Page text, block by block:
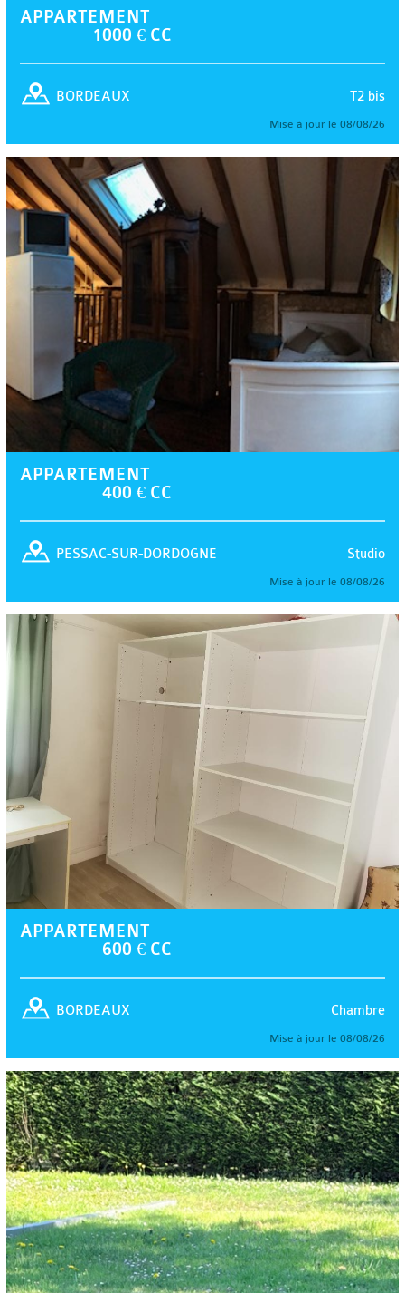
APPARTEMENT
1000 € CC
T2 bis
BORDEAUX
Mise à jour le 08/08/26
APPARTEMENT
400 € CC
Studio
PESSAC-SUR-DORDOGNE
Mise à jour le 08/08/26
APPARTEMENT
600 € CC
Chambre
BORDEAUX
Mise à jour le 08/08/26